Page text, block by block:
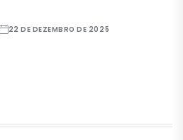
22 DE DEZEMBRO DE 2025